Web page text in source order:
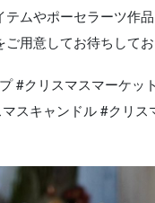
ムやポーセラーツ作
用意してお待ちして
#クリスマスマーケ
スキャンドル #クリ